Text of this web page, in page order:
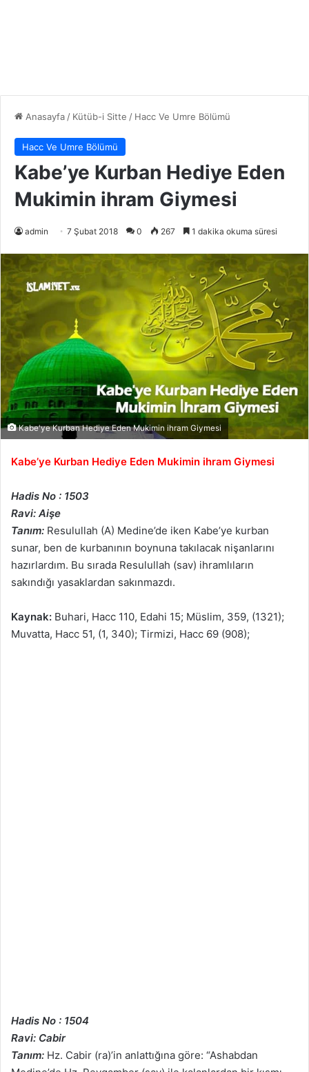
Anasayfa/ Kütüb-i Sitte / Hacc Ve Umre Bölümü
Hacc Ve Umre Bölümü
Kabe’ye Kurban Hediye Eden
Mukimin ihram Giymesi
admin 7 Şubat 2018 0 267 1 dakika okuma süresi
Kabe'ye Kurban Hediye Eden Mukimin ihram Giymesi
Kabe’ye Kurban Hediye Eden Mukimin ihram Giymesi
Hadis No : 1503
Ravi: Aişe
Tanım: Resulullah (A) Medine’de iken Kabe’ye kurban
sunar, ben de kurbanının boynuna takılacak nişanlarını
hazırlardım. Bu sırada Resulullah (sav) ihramlıların
sakındığı yasaklardan sakınmazdı.
Kaynak: Buhari, Hacc 110, Edahi 15; Müslim, 359, (1321);
Muvatta, Hacc 51, (1, 340); Tirmizi, Hacc 69 (908);
Hadis No : 1504
Ravi: Cabir
Tanım: Hz. Cabir (ra)’in anlattığına göre: “Ashabdan